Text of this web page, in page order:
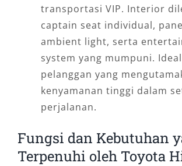
transportasi VIP. Interior
captain seat individual,
ambient light, serta
system yang mumpuni.
pelanggan yang
kenyamanan tinggi dalam
perjalanan.
Fungsi dan Kebutuhan
Terpenuhi oleh Toyota